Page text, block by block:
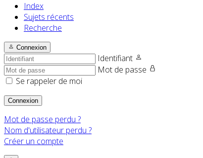
Index
Sujets récents
Recherche
Connexion
Identifiant
Mot de passe
Se rappeler de moi
Connexion
Mot de passe perdu ?
Nom d'utilisateur perdu ?
Créer un compte